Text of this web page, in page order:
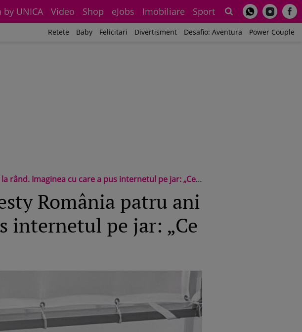
by UNICA Video Shop eJobs Imobiliare Sport
Retete Baby Felicitari Divertisment Desafio: Aventura Power Couple
cu care a pus internetul pe jar: „Ce frumusețe complexă”
România patru ani
internetul pe jar: „Ce